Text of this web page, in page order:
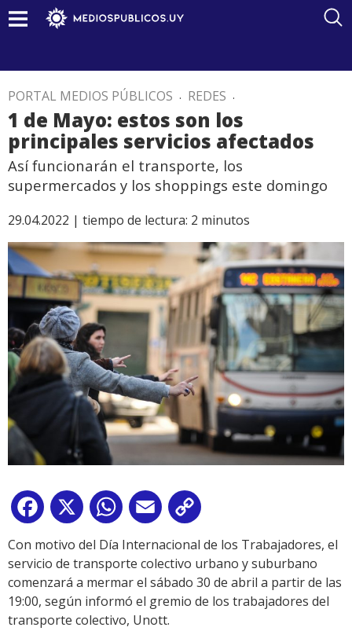
PORTAL MEDIOS PÚBLICOS . REDES .
1 de Mayo: estos son los
principales servicios afectados
Así funcionarán el transporte, los
supermercados y los shoppings este domingo
29.04.2022 | tiempo de lectura: 2 minutos
Facebook
X WhatsApp
Email
Link
Con motivo del Día Internacional de los Trabajadores, el
servicio de transporte colectivo urbano y suburbano
comenzará a mermar el sábado 30 de abril a partir de las
19:00, según informó el gremio de los trabajadores del
transporte colectivo, Unott.